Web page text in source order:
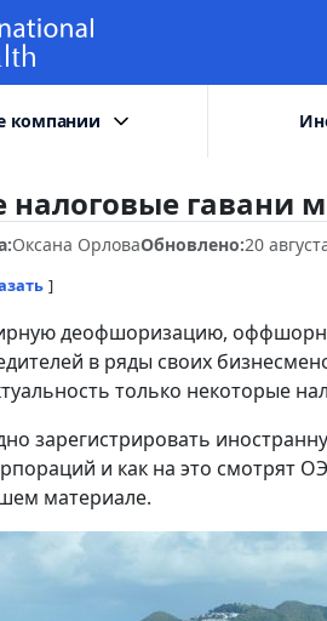
компании
гавани
Оксана ОрловаОбновлено:20
деофшоризацию,
в ряды своих
только некоторые
зарегистрировать
и как на это смотрят
материале.